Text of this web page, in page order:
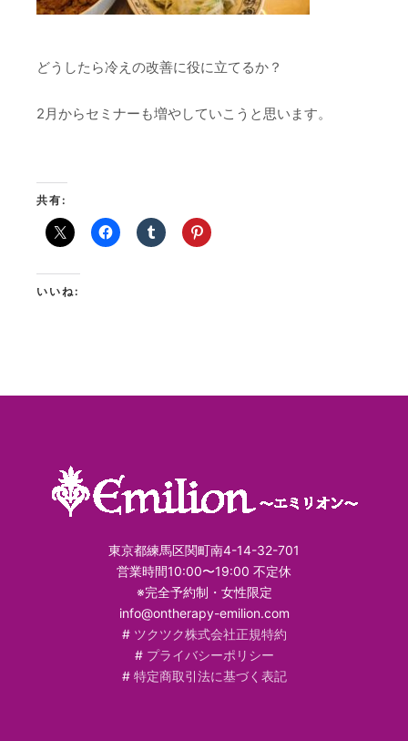
どうしたら冷えの改善に役に立てるか？
2月からセミナーも増やしていこうと思います。
共有:
いいね:
東京都練馬区関町南4-14-32-701
営業時間10:00〜19:00 不定休
※完全予約制・女性限定
info@ontherapy-emilion.com
# ツクツク株式会社正規特約
# プライバシーポリシー
# 特定商取引法に基づく表記